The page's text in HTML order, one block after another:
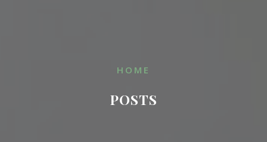
HOME
POSTS